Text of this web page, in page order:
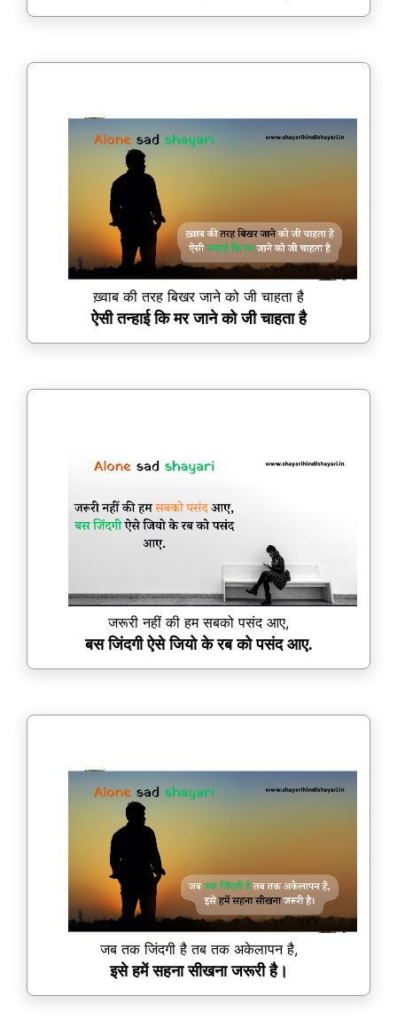
ख़्वाब की तरह बिखर जाने को जी चाहता है
ऐसी तन्हाई कि मर जाने को जी चाहता है
जरूरी नहीं की हम सबको पसंद आए,
बस जिंदगी ऐसे जियो के रब को पसंद आए.
जब तक जिंदगी है तब तक अकेलापन है,
इसे हमें सहना सीखना जरूरी है।